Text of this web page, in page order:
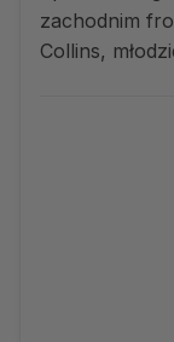
zachodnim
Collins,